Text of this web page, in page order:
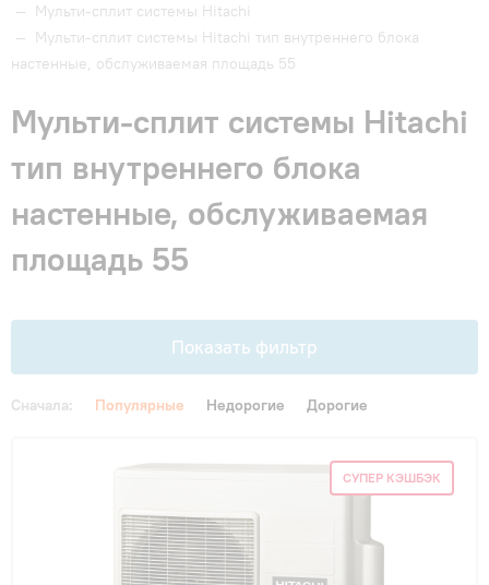
Доставка и оплата
Гарантия и сервис
Монтаж
Контакты
Акции
— Мульти-сплит системы Hitachi
— Мульти-сплит системы Hitachi тип внутреннего блока
настенные, обслуживаемая площадь 55
Мульти-сплит системы Hitachi
тип внутреннего блока
настенные, обслуживаемая
площадь 55
Показать фильтр
Сначала: Популярные Недорогие Дорогие
СУПЕР КЭШБЭК